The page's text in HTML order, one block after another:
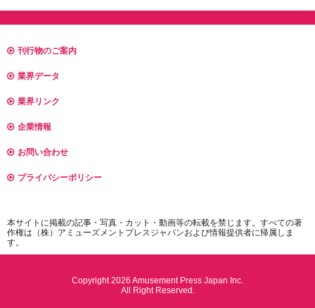
刊行物のご案内
業界データ
業界リンク
企業情報
お問い合わせ
プライバシーポリシー
本サイトに掲載の記事・写真・カット・動画等の転載を禁じます。すべての著
作権は（株）アミューズメントプレスジャパンおよび情報提供者に帰属しま
す。
Copyright 2026 Amusement Press Japan Inc.
All Right Reserved.